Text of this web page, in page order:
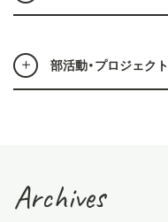
部活動・プロジェクト
Archives